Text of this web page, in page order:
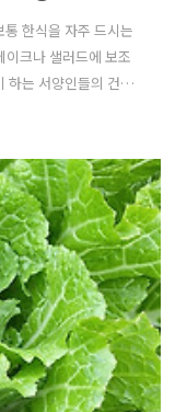
한식을 자주 드시는
크나 샐러드에 보조
하는 서양인들의 건강
스 효능 바로 알아볼
다. 또한 아스파라거
되어 있어 간이 알코
거스는 숙취에 좋고
마디로 아스파라거스
강고기와 지방을 과도